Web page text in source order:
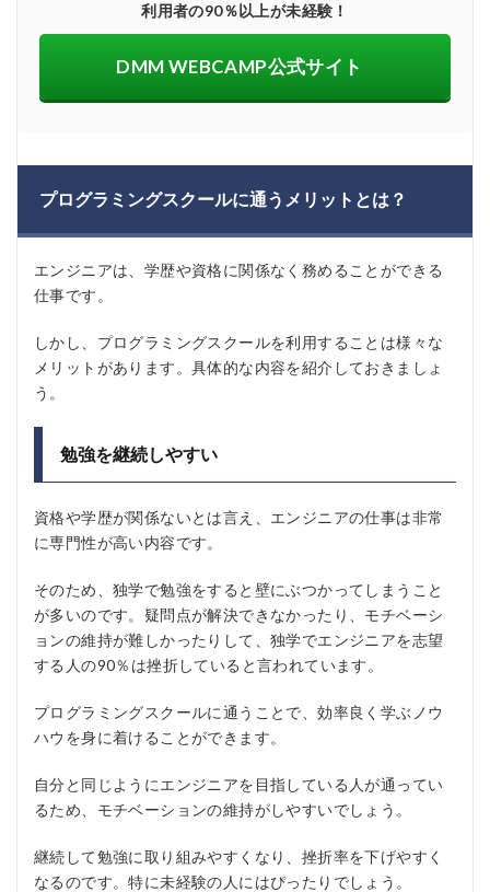
利用者の90％以上が未経験！
DMM WEBCAMP公式サイト
プログラミングスクールに通うメリットとは？
エンジニアは、学歴や資格に関係なく務めることができる
仕事です。
しかし、プログラミングスクールを利用することは様々な
メリットがあります。具体的な内容を紹介しておきましょ
う。
勉強を継続しやすい
資格や学歴が関係ないとは言え、エンジニアの仕事は非常
に専門性が高い内容です。
そのため、独学で勉強をすると壁にぶつかってしまうこと
が多いのです。疑問点が解決できなかったり、モチベーシ
ョンの維持が難しかったりして、独学でエンジニアを志望
する人の90％は挫折していると言われています。
プログラミングスクールに通うことで、効率良く学ぶノウ
ハウを身に着けることができます。
自分と同じようにエンジニアを目指している人が通ってい
るため、モチベーションの維持がしやすいでしょう。
継続して勉強に取り組みやすくなり、挫折率を下げやすく
なるのです。特に未経験の人にはぴったりでしょう。